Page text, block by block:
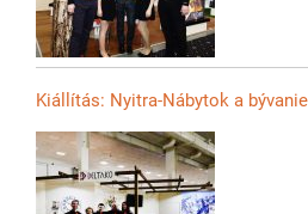
Kiállítás: Nyitra-Nábytok a